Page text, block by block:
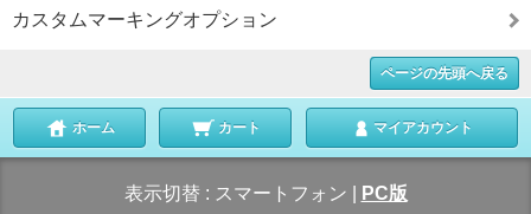
カスタムマーキングオプション
ページの先頭へ戻る
ホーム カート マイアカウント
表示切替 : スマートフォン PC版